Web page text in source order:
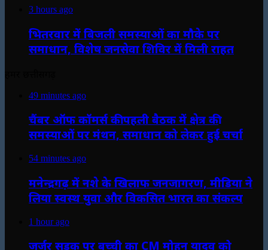
3 hours ago
भितरवार में बिजली समस्याओं का मौके पर
समाधान, विशेष जनसेवा शिविर में मिली राहत
49 minutes ago
चैंबर ऑफ कॉमर्स की पहली बैठक में क्षेत्र की
समस्याओं पर मंथन, समाधान को लेकर हुई चर्चा
54 minutes ago
मनेन्द्रगढ़ में नशे के खिलाफ जनजागरण, मीडिया ने
लिया स्वस्थ युवा और विकसित भारत का संकल्प
1 hour ago
जर्जर सड़क पर बच्ची का CM मोहन यादव को